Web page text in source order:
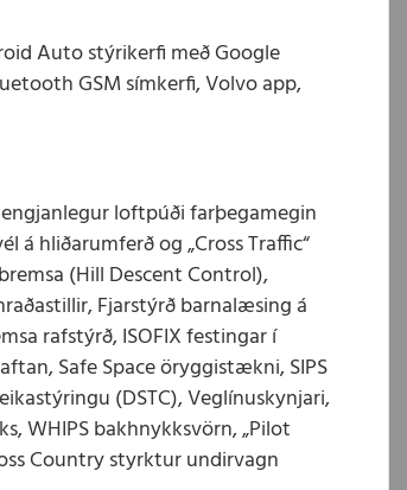
Auto stýrikerfi með Google
GSM símkerfi, Volvo app,
loftpúði farþegamegin
á hliðarumferð og „Cross Traffic“
(Hill Descent Control),
Fjarstýrð barnalæsing á
rafstýrð, ISOFIX festingar í
Safe Space öryggistækni, SIPS
(DSTC), Veglínuskynjari,
WHIPS bakhnykksvörn, „Pilot
Country styrktur undirvagn